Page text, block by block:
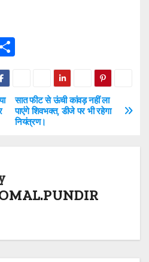
S
e
सात फीट से ऊंची कांवड़ नहीं ला
पाएंगे शिवभक्त, डीजे पर भी रहेगा
नियंत्रण।